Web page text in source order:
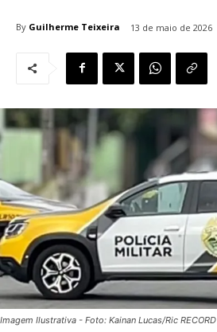
By Guilherme Teixeira 13 de maio de 2026
Imagem Ilustrativa - Foto: Kainan Lucas/Ric RECORD